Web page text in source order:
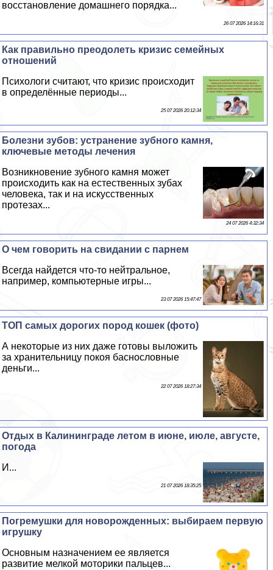
восстановление домашнего порядка...
26 07 2026 14:16:31
Как правильно преодолеть кризис семейных
отношений
Психологи считают, что кризис происходит
в определённые периоды...
25 07 2026 20:12:34
Болезни зубов: устранение зубного камня,
ключевые методы лечения
Возникновение зубного камня может
происходить как на естественных зубах
человека, так и на искусственных
протезах...
24 07 2026 4:32:34
О чем говорить на свидании с парнем
Всегда найдется что-то нейтральное,
например, компьютерные игры...
23 07 2026 15:47:47
ТОП самых дорогих пород кошек (фото)
А некоторые из них даже готовы выложить
за хранительницу покоя баснословные
деньги...
22 07 2026 18:27:34
Отдых в Калининграде летом в июне, июле, августе,
погода
И...
21 07 2026 18:35:25
Погремушки для новорожденных: выбираем первую
игрушку
Основным назначением ее является
развитие мелкой моторики пальцев...